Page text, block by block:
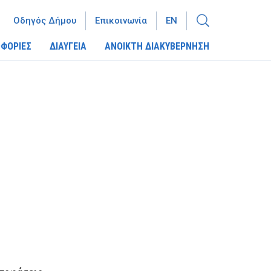
ΔΙΑΥΓΕΙΑ ΑΝΟΙΚΤΗ ΔΙΑΚΥΒΕΡΝΗΣΗ
Οδηγός Δήμου Επικοινωνία EN